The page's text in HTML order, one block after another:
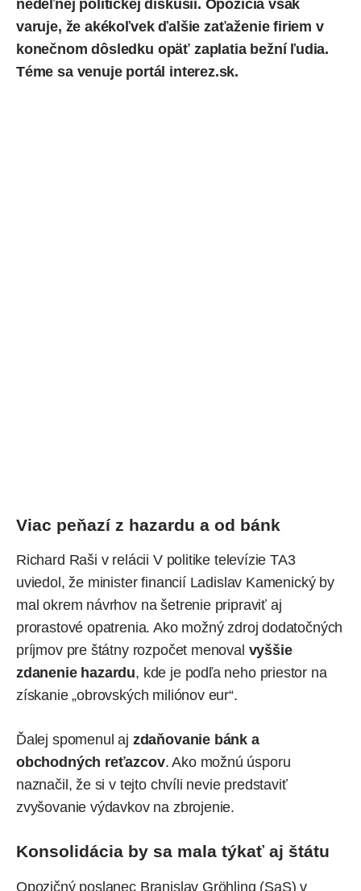
nedeľnej politickej diskusii. Opozícia však
varuje, že akékoľvek ďalšie zaťaženie firiem v
konečnom dôsledku opäť zaplatia bežní ľudia.
Téme sa venujeportál interez.sk.
Viac peňazí z hazardu a od bánk
Richard Raši v relácii V politike televízie TA3
uviedol, že minister financií Ladislav Kamenický by
mal okrem návrhov na šetrenie pripraviť aj
prorastové opatrenia. Ako možný zdroj dodatočných
príjmov pre štátny rozpočet menoval vyššie
zdanenie hazardu, kde je podľa neho priestor na
získanie „obrovských miliónov eur“.
Ďalej spomenul aj zdaňovanie bánk a
obchodných reťazcov. Ako možnú úsporu
naznačil, že si v tejto chvíli nevie predstaviť
zvyšovanie výdavkov na zbrojenie.
Konsolidácia by sa mala týkať aj štátu
Opozičný poslanec Branislav Gröhling (SaS) v